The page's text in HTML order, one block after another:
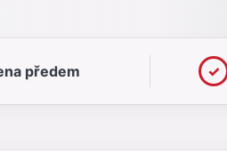
předem ✓